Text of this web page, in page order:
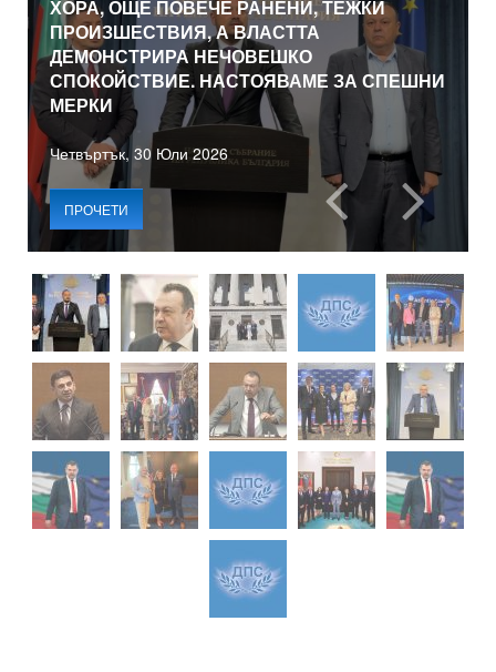
ХОРА, ОЩЕ ПОВЕЧЕ РАНЕНИ, ТЕЖКИ
ПРОИЗШЕСТВИЯ, А ВЛАСТТА
ДЕМОНСТРИРА НЕЧОВЕШКО
СПОКОЙСТВИЕ. НАСТОЯВАМЕ ЗА СПЕШНИ
МЕРКИ
Четвъртък, 30 Юли 2026
ПРОЧЕТИ